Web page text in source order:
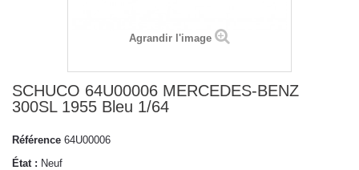
Agrandir l'image
SCHUCO 64U00006 MERCEDES-BENZ
300SL 1955 Bleu 1/64
Référence 64U00006
État : Neuf